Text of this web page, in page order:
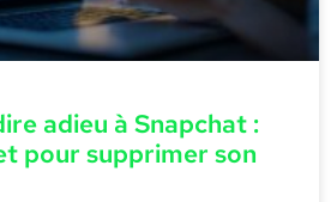
adieu à Snapchat :
pour supprimer son